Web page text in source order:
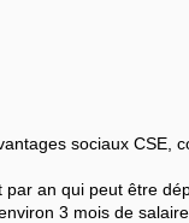
sociaux CSE,
an qui peut être
3 mois de